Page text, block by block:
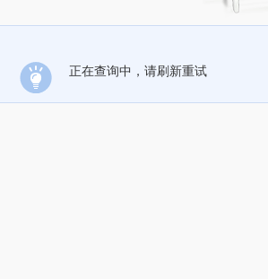
正在查询中，请刷新重试